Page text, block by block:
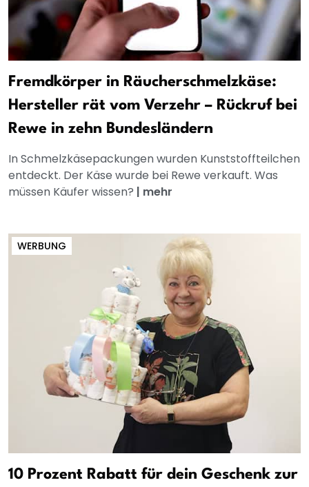
Fremdkörper in Räucherschmelzkäse:
Hersteller rät vom Verzehr – Rückruf bei
Rewe in zehn Bundesländern
In Schmelzkäsepackungen wurden Kunststoffteilchen
entdeckt. Der Käse wurde bei Rewe verkauft. Was
müssen Käufer wissen? | mehr
WERBUNG
10 Prozent Rabatt für dein Geschenk zur